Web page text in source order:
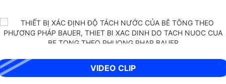
PHÁP BAUER
VIDEO CLIP